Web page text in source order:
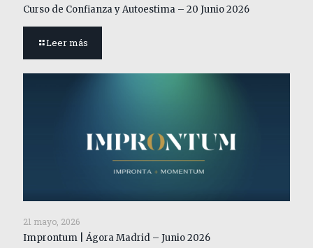
Curso de Confianza y Autoestima – 20 Junio 2026
Leer más
21 mayo, 2026
Improntum | Ágora Madrid – Junio 2026